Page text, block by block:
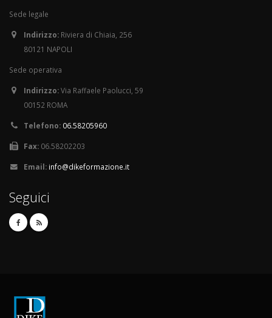
Sede legale
Indirizzo: Riviera di Chiaia, 256
80121 NAPOLI
Sede operativa
Indirizzo:Via Raffaele Paolucci, 59
00152 ROMA
Telefono: 06.58205960
Fax: 06.58202203
Email: info@dikeformazione.it
Seguici